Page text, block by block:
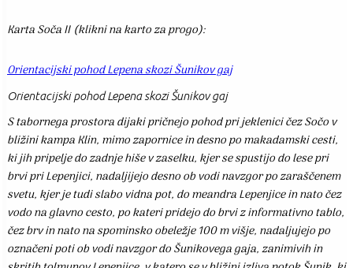
Karta Soča II (klikni na karto za progo):
Orientacijski pohod Lepena skozi Šunikov gaj
Orientacijski pohod Lepena skozi Šunikov gaj
S tabornega prostora dijaki pričnejo pohod pri jeklenici čez Sočo v
bližini kampa Klin, mimo zapornice in desno po makadamski cesti,
ki jih pripelje do zadnje hiše v zaselku, kjer se spustijo do lese pri
brvi pri Lepenjici, nadaljijejo desno ob vodi navzgor po zaraščenem
svetu, kjer je tudi slabo vidna pot, do meandra Lepenjice in nato čez
vodo na glavno cesto, po kateri pridejo do brvi z informativno tablo,
čez brv in nato na spominsko obeležje 100 m višje, nadaljujejo po
označeni poti ob vodi navzgor do Šunikovega gaja, zanimivih in